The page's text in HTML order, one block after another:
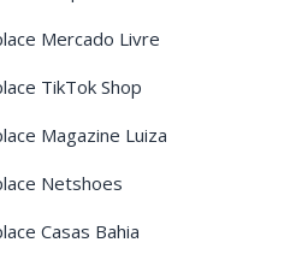
Mercado Livre
TikTok Shop
Magazine Luiza
Netshoes
Casas Bahia